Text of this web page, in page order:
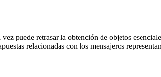
puede retrasar la obtención de objetos
relacionadas con los mensajeros